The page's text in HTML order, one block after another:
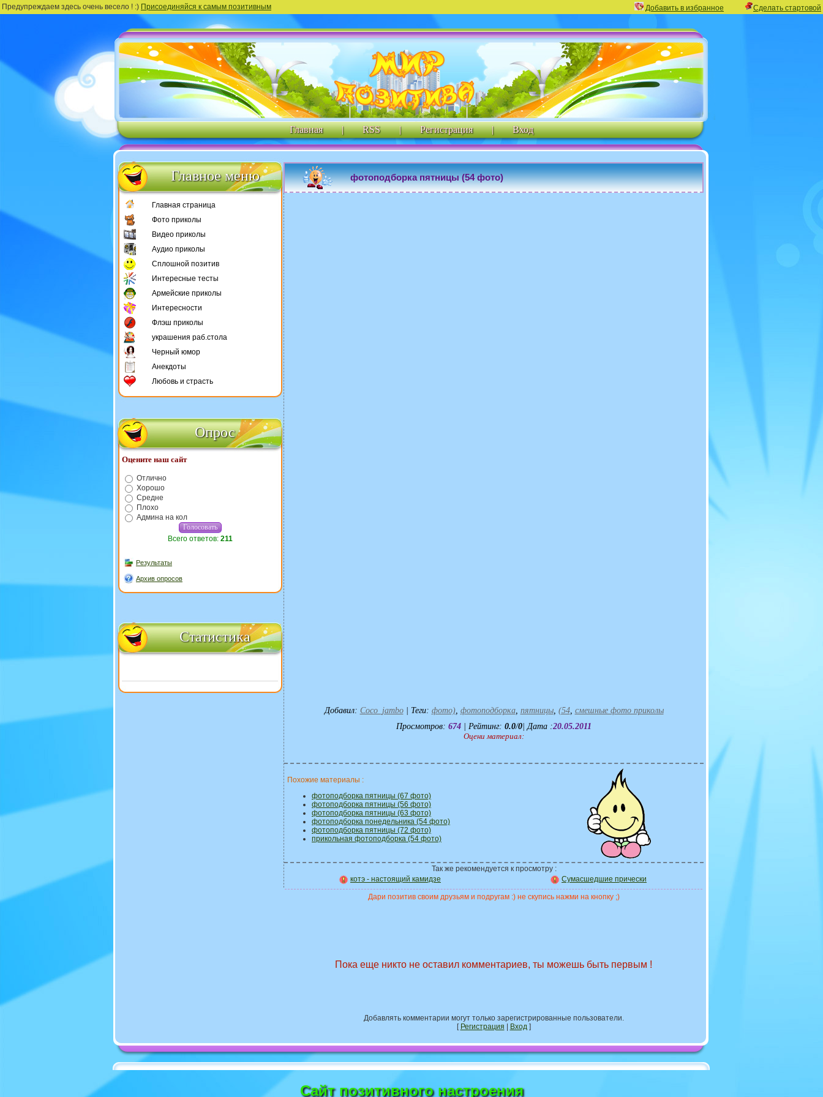
Предупреждаем здесь очень весело ! :) Присоединяйся к самым позитивным Добавить в избранное Сделать стартовой
Главная | RSS | Регистрация | Вход
Главное меню
Главная страница
Фото приколы
Видео приколы
Аудио приколы
Сплошной позитив
Интересные тесты
Армейские приколы
Интересности
Флэш приколы
украшения раб.стола
Черный юмор
Анекдоты
Любовь и страсть
Опрос
Оцените наш сайт
Отлично
Хорошо
Средне
Плохо
Админа на кол
Всего ответов: 211
Результаты
Архив опросов
Статистика
фотоподборка пятницы (54 фото)
Добавил: Coco_jambo| Теги: фото), фотоподборка, пятницы, (54, смешные фото приколы
Просмотров: 674 Рейтинг: 0.0/0 | Дата :20.05.2011
Оцени материал:
Похожие материалы :
фотоподборка пятницы (67 фото)
фотоподборка пятницы (56 фото)
фотоподборка пятницы (63 фото)
фотоподборка понедельника (54 фото)
фотоподборка пятницы (72 фото)
прикольная фотоподборка (54 фото)
Так же рекомендуется к просмотру :
котэ - настоящий камидзе
Сумасшедшие прически
Дари позитив своим друзьям и подругам :) не скупись нажми на кнопку ;)
Пока еще никто не оставил комментариев, ты можешь быть первым !
Добавлять комментарии могут только зарегистрированные пользователи.
[ Регистрация Вход]
Сайт позитивного настроения